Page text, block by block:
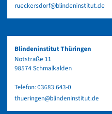
rueckersdorf@blindeninstitut.de
Blindeninstitut Thüringen
Notstraße 11
98574 Schmalkalden
Telefon:03683 643-0
thueringen@blindeninstitut.de